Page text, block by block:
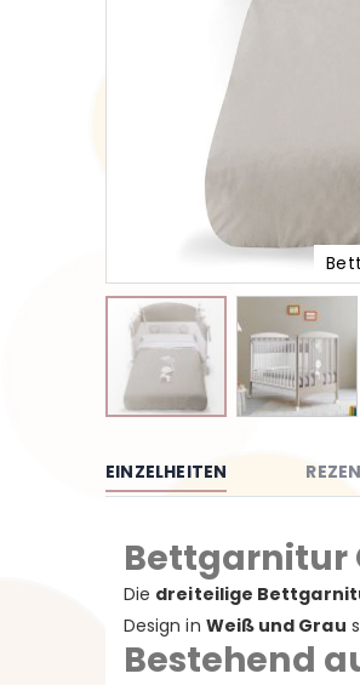
der
Bildgalerie
EINZELHEITEN
Bettgarnitur
Die dreiteilige
Design in Weiß und Grau
Bestehend